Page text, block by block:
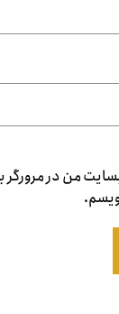
من در مرورگر